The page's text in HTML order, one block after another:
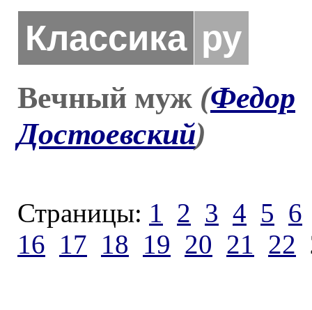
Классика ру
Вечный муж (Федор
Достоевский)
Страницы: 1 2 3 4 5 6
16 17 18 19 20 21 22